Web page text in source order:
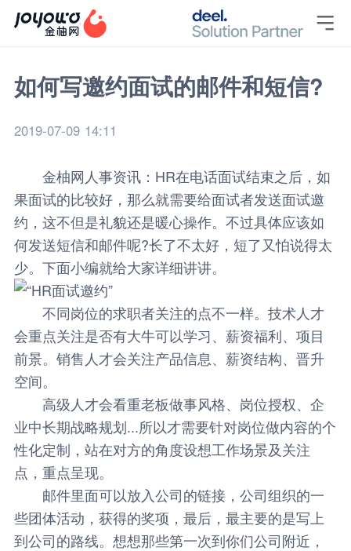

如何写邀约面试的邮件和短信?
2019-07-09 14:11
金柚网 人事资讯：HR在电话面试结束之后，如
果面试的比较好，那么就需要给面试者发送面试邀
约，这不但是礼貌还是暖心操作。不过具体应该如
何发送短信和邮件呢?长了不太好，短了又怕说得太
少。下面小编就给大家详细讲讲。
不同岗位的求职者关注的点不一样。技术人才
会重点关注是否有大牛可以学习、薪资福利、项目
前景。销售人才会关注产品信息、薪资结构、晋升
空间。
高级人才会看重老板做事风格、岗位授权、企
业中长期战略规划...所以才需要针对岗位做内容的个
性化定制，站在对方的角度设想工作场景及关注
点，重点呈现。
邮件里面可以放入公司的链接，公司组织的一
些团体活动，获得的奖项，最后，最主要的是写上
到公司的路线。想想那些第一次到你们公司附近，